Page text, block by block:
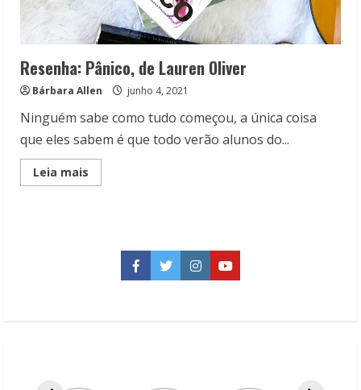
Resenha: Pânico, de Lauren Oliver
Bárbara Allen junho 4, 2021
Ninguém sabe como tudo começou, a única coisa
que eles sabem é que todo verão alunos do...
Leia mais
more
Oliver
Facebook
TwitterInstagramYouTube